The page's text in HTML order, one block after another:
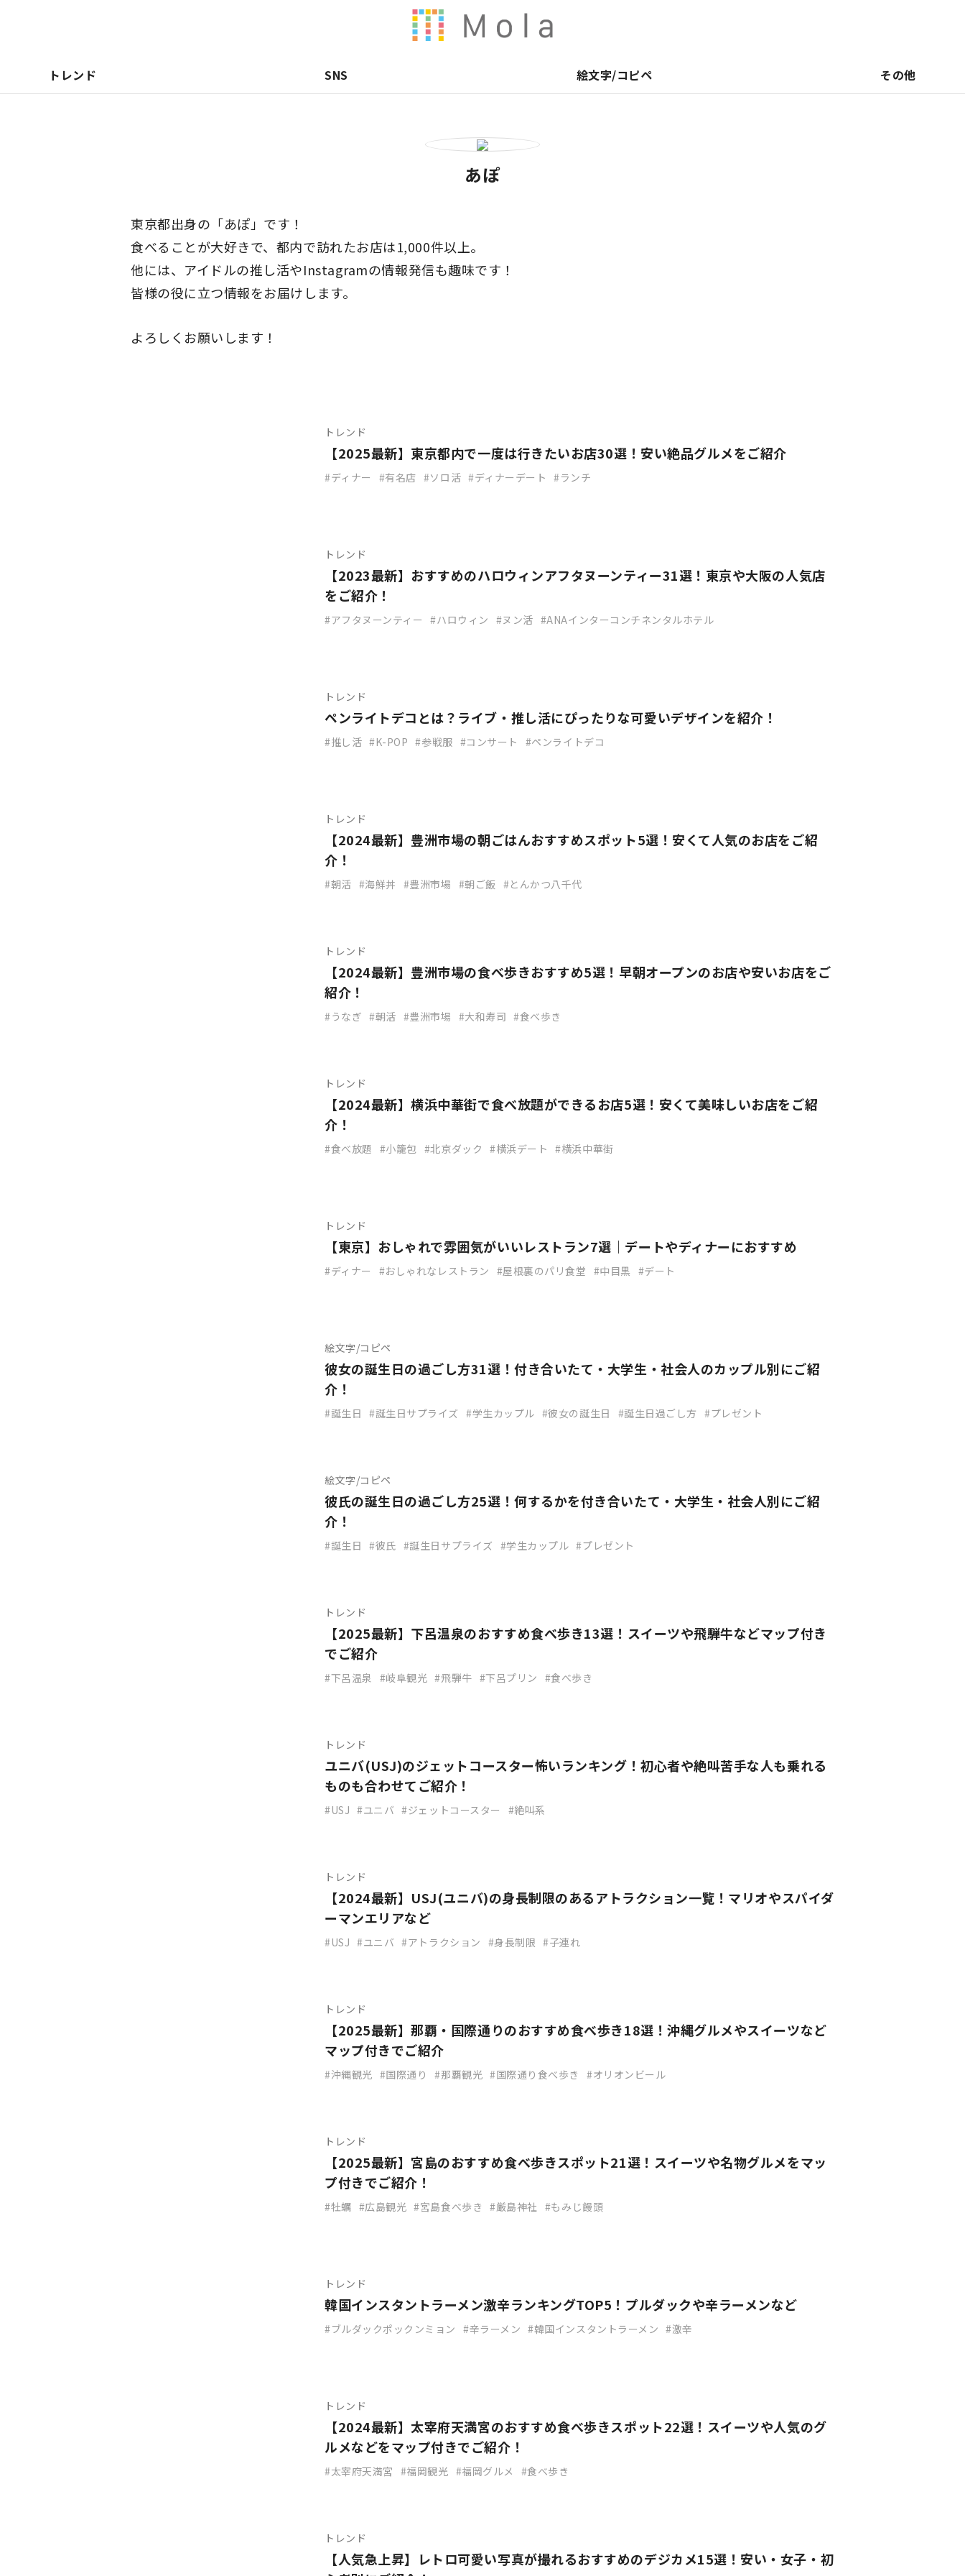
トレンド SNS 絵文字/コピペ その他
あぽ
東京都出身の「あぽ」です！
食べることが大好きで、都内で訪れたお店は1,000件以上。
他には、アイドルの推し活やInstagramの情報発信も趣味です！
皆様の役に立つ情報をお届けします。
よろしくお願いします！
トレンド
【2025最新】東京都内で一度は行きたいお店30選！安い絶品グルメをご紹介
ディナー 有名店 ソロ活 ディナーデート ランチ
トレンド
【2023最新】おすすめのハロウィンアフタヌーンティー31選！東京や大阪の人気店
をご紹介！
アフタヌーンティー ハロウィン ヌン活 ANAインターコンチネンタルホテル
トレンド
ペンライトデコとは？ライブ・推し活にぴったりな可愛いデザインを紹介！
推し活 K-POP 参戦服 コンサート ペンライトデコ
トレンド
【2024最新】豊洲市場の朝ごはんおすすめスポット5選！安くて人気のお店をご紹
介！
朝活 海鮮丼 豊洲市場 朝ご飯 とんかつ八千代
トレンド
【2024最新】豊洲市場の食べ歩きおすすめ5選！早朝オープンのお店や安いお店をご
紹介！
うなぎ 朝活 豊洲市場 大和寿司 食べ歩き
トレンド
【2024最新】横浜中華街で食べ放題ができるお店5選！安くて美味しいお店をご紹
介！
食べ放題 小籠包 北京ダック 横浜デート 横浜中華街
トレンド
【東京】おしゃれで雰囲気がいいレストラン7選｜デートやディナーにおすすめ
ディナー おしゃれなレストラン 屋根裏のパリ食堂 中目黒 デート
絵文字/コピペ
彼女の誕生日の過ごし方31選！付き合いたて・大学生・社会人のカップル別にご紹
介！
誕生日 誕生日サプライズ 学生カップル 彼女の誕生日 誕生日過ごし方 プレゼント
絵文字/コピペ
彼氏の誕生日の過ごし方25選！何するかを付き合いたて・大学生・社会人別にご紹
介！
誕生日 彼氏 誕生日サプライズ 学生カップル プレゼント
トレンド
【2025最新】下呂温泉のおすすめ食べ歩き13選！スイーツや飛騨牛などマップ付き
でご紹介
下呂温泉 岐阜観光 飛騨牛 下呂プリン 食べ歩き
トレンド
ユニバ(USJ)のジェットコースター怖いランキング！初心者や絶叫苦手な人も乗れる
ものも合わせてご紹介！
USJ ユニバ ジェットコースター 絶叫系
トレンド
【2024最新】USJ(ユニバ)の身長制限のあるアトラクション一覧！マリオやスパイダ
ーマンエリアなど
USJ ユニバ アトラクション 身長制限 子連れ
トレンド
【2025最新】那覇・国際通りのおすすめ食べ歩き18選！沖縄グルメやスイーツなど
マップ付きでご紹介
沖縄観光 国際通り 那覇観光 国際通り食べ歩き オリオンビール
トレンド
【2025最新】宮島のおすすめ食べ歩きスポット21選！スイーツや名物グルメをマッ
プ付きでご紹介！
牡蠣 広島観光 宮島食べ歩き 厳島神社 もみじ饅頭
トレンド
韓国インスタントラーメン激辛ランキングTOP5！プルダックや辛ラーメンなど
ブルダックポックンミョン 辛ラーメン 韓国インスタントラーメン 激辛
トレンド
【2024最新】太宰府天満宮のおすすめ食べ歩きスポット22選！スイーツや人気のグ
ルメなどをマップ付きでご紹介！
太宰府天満宮 福岡観光 福岡グルメ 食べ歩き
トレンド
【人気急上昇】レトロ可愛い写真が撮れるおすすめのデジカメ15選！安い・女子・初